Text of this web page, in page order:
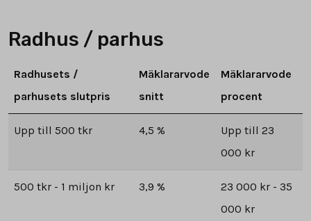
Radhus / parhus
Radhusets /
parhusets slutpris
Mäklararvode
snitt
Mäklararvode
procent
Upp till 500 tkr 4,5 %
Upp till 23
000 kr
500 tkr - 1 miljon kr 3,9 %
23 000 kr - 35
000 kr